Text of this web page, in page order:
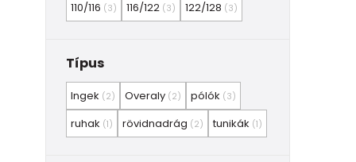
110/116 (3) 116/122 (3) 122/128 (3)
Típus
Ingek (2) Overaly (2) pólók (3)
ruhak (1) rövidnadrág (2) tunikák (1)